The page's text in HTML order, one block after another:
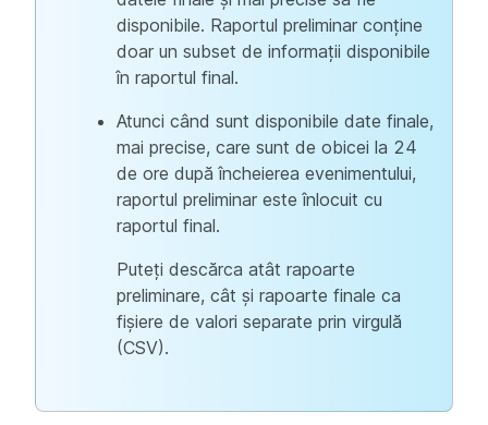
disponibile. Raportul preliminar conține
doar un subset de informații disponibile
în raportul final.
Atunci când sunt disponibile date finale,
mai precise, care sunt de obicei la 24
de ore după încheierea evenimentului,
raportul preliminar este înlocuit cu
raportul final.
Puteți descărca atât rapoarte
preliminare, cât și rapoarte finale ca
fișiere de valori separate prin virgulă
(CSV).